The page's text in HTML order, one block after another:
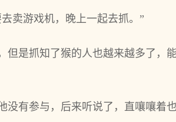
卖游戏机，晚上一起去抓。”
但是抓知了猴的人也越来越多了，
没有参与，后来听说了，直嚷嚷着